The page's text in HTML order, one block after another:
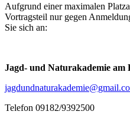
Aufgrund einer maximalen
Vortragsteil nur gegen
Sie sich an:
Jagd- und Naturakademie am
Telefon 09182/9392500